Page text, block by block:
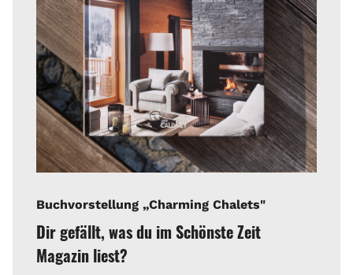
Buchvorstellung „Charming Chalets"
Dir gefällt, was du im Schönste Zeit
Magazin liest?